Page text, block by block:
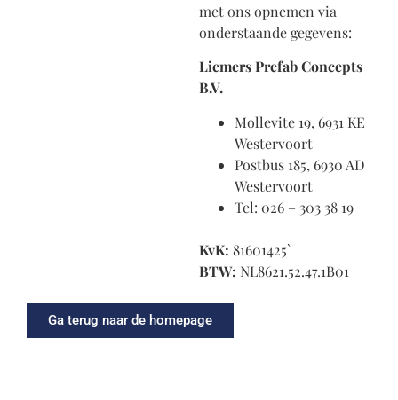
met ons opnemen via
onderstaande gegevens:
Liemers Prefab Concepts
B.V.
Mollevite 19, 6931 KE
Westervoort
Postbus 185, 6930 AD
Westervoort
Tel: 026 – 303 38 19
KvK: 81601425`
BTW: NL8621.52.47.1B01
Ga terug naar de homepage